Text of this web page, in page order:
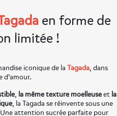
en forme de
limitée !
iconique de la Tagada, dans
d’amour.
, la même texture moelleuseet la
, la Tagada se réinvente sous une
attention sucrée parfaite pour